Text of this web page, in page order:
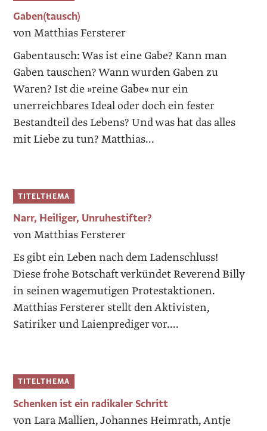
Gaben(tausch)
von Matthias Fersterer
Gabentausch: Was ist eine Gabe? Kann man
Gaben tauschen? Wann wurden Gaben zu
Waren? Ist die »reine Gabe« nur ein
unerreichbares Ideal oder doch ein fester
Bestandteil des Lebens? Und was hat das alles
mit Liebe zu tun? Matthias...
TITELTHEMA
Narr, Heiliger, Unruhestifter?
von Matthias Fersterer
Es gibt ein Leben nach dem Ladenschluss!
Diese frohe Botschaft verkündet Reverend Billy
in seinen wagemutigen Protestaktionen.
Matthias Fersterer stellt den Aktivisten,
Satiriker und Laienprediger vor....
TITELTHEMA
Schenken ist ein radikaler Schritt
von Lara Mallien, Johannes Heimrath, Antje